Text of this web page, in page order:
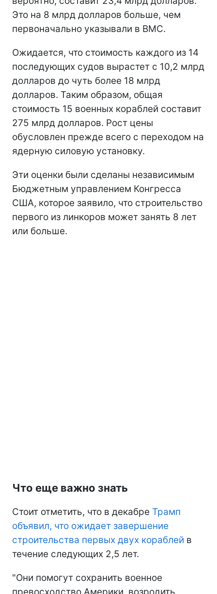
Это на 8 млрд долларов больше, чем
первоначально указывали в ВМС.
Ожидается, что стоимость каждого из 14
последующих судов вырастет с 10,2 млрд
долларов до чуть более 18 млрд
долларов. Таким образом, общая
стоимость 15 военных кораблей составит
275 млрд долларов. Рост цены
обусловлен прежде всего с переходом на
ядерную силовую установку.
Эти оценки были сделаны независимым
Бюджетным управлением Конгресса
США, которое заявило, что строительство
первого из линкоров может занять 8 лет
или больше.
Что еще важно знать
Стоит отметить, что в декабре Трамп
объявил, что ожидает завершение
строительства первых двух кораблей в
течение следующих 2,5 лет.
"Они помогут сохранить военное
превосходство Америки, возродить